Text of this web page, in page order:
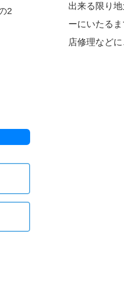
2
出来る限り
ーにいたる
店修理などに